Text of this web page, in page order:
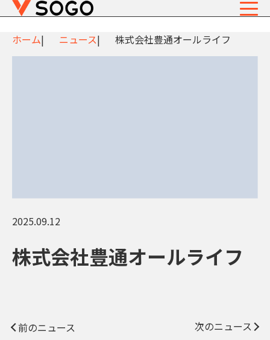
ホーム ニュース 株式会社豊通オールライフ
2025.09.12
株式会社豊通オールライフ
前のニュース 次のニュース